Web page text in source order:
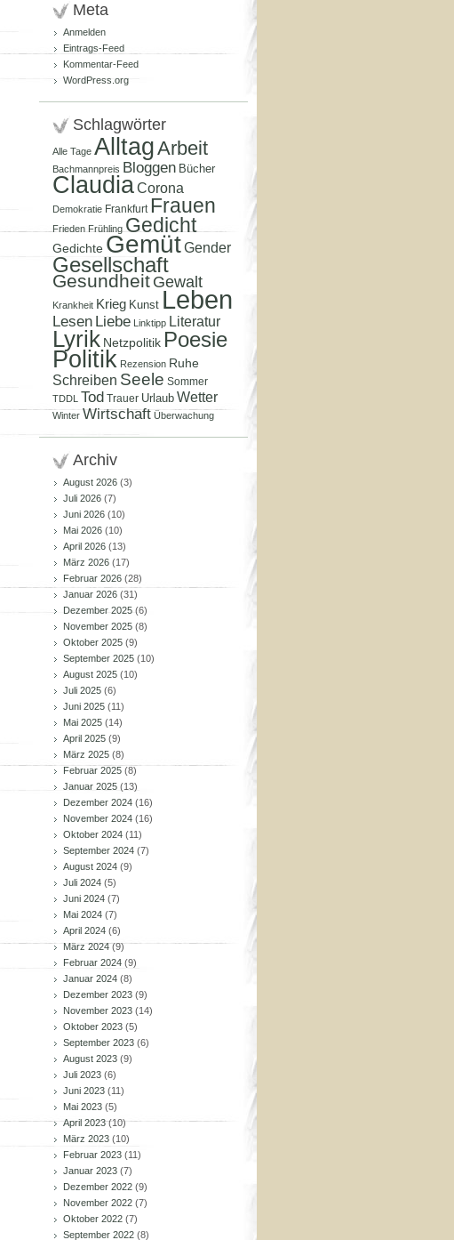
Meta
Anmelden
Eintrags-Feed
Kommentar-Feed
WordPress.org
Schlagwörter
Alle Tage AlltagArbeit
Bachmannpreis Bloggen Bücher
ClaudiaCorona
Demokratie Frankfurt Frauen
Frieden Frühling Gedicht
Gedichte GemütGender
Gesellschaft
Gesundheit Gewalt
Krankheit Krieg Kunst Leben
Lesen Liebe Linktipp Literatur
Lyrik Netzpolitik Poesie
Politik Rezension Ruhe
Schreiben Seele Sommer
TDDL Tod Trauer Urlaub Wetter
Winter Wirtschaft Überwachung
Archiv
August 2026 (3)
Juli 2026 (7)
Juni 2026 (10)
Mai 2026 (10)
April 2026 (13)
März 2026 (17)
Februar 2026 (28)
Januar 2026 (31)
Dezember 2025 (6)
November 2025 (8)
Oktober 2025 (9)
September 2025 (10)
August 2025 (10)
Juli 2025 (6)
Juni 2025 (11)
Mai 2025 (14)
April 2025 (9)
März 2025 (8)
Februar 2025 (8)
Januar 2025 (13)
Dezember 2024 (16)
November 2024 (16)
Oktober 2024 (11)
September 2024 (7)
August 2024 (9)
Juli 2024 (5)
Juni 2024 (7)
Mai 2024 (7)
April 2024 (6)
März 2024(9)
Februar 2024 (9)
Januar 2024 (8)
Dezember 2023 (9)
November 2023 (14)
Oktober 2023 (5)
September 2023 (6)
August 2023 (9)
Juli 2023 (6)
Juni 2023 (11)
Mai 2023 (5)
April 2023(10)
März 2023 (10)
Februar 2023 (11)
Januar 2023 (7)
Dezember 2022 (9)
November 2022 (7)
Oktober 2022 (7)
September 2022 (8)